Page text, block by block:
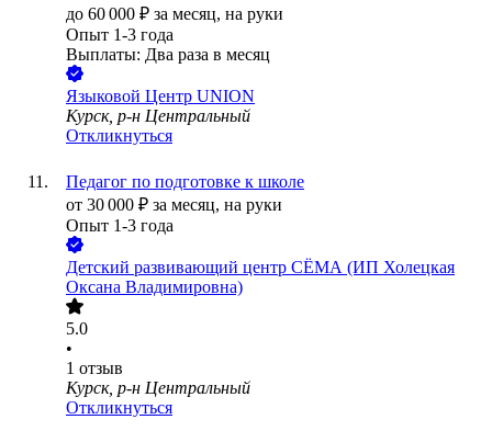
до 60 000 ₽ за месяц, на руки
Опыт 1-3 года
Выплаты: Два раза в месяц
Языковой Центр UNION
Курск, р-н Центральный
Откликнуться
Педагог по подготовке к школе
от 30 000 ₽ за месяц, на руки
Опыт 1-3 года
Детский развивающий центр СЁМА (ИП Холецкая
Оксана Владимировна)
5.0
•
1 отзыв
Курск, р-н Центральный
Откликнуться